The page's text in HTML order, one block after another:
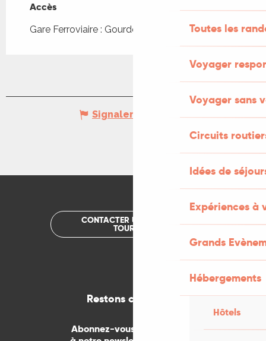
Toutes les
Voyager
Voyager sans
Circuits
Idées de
Expériences à
Grands
Hébergements
Hôtels
Accès
Accès
Gare Ferroviaire : Gourdon à 719m
Signaler une erreur
CONTACTER UN OFFICE DE
TOURISME
Restons connectés
Abonnez-vous gratuitement